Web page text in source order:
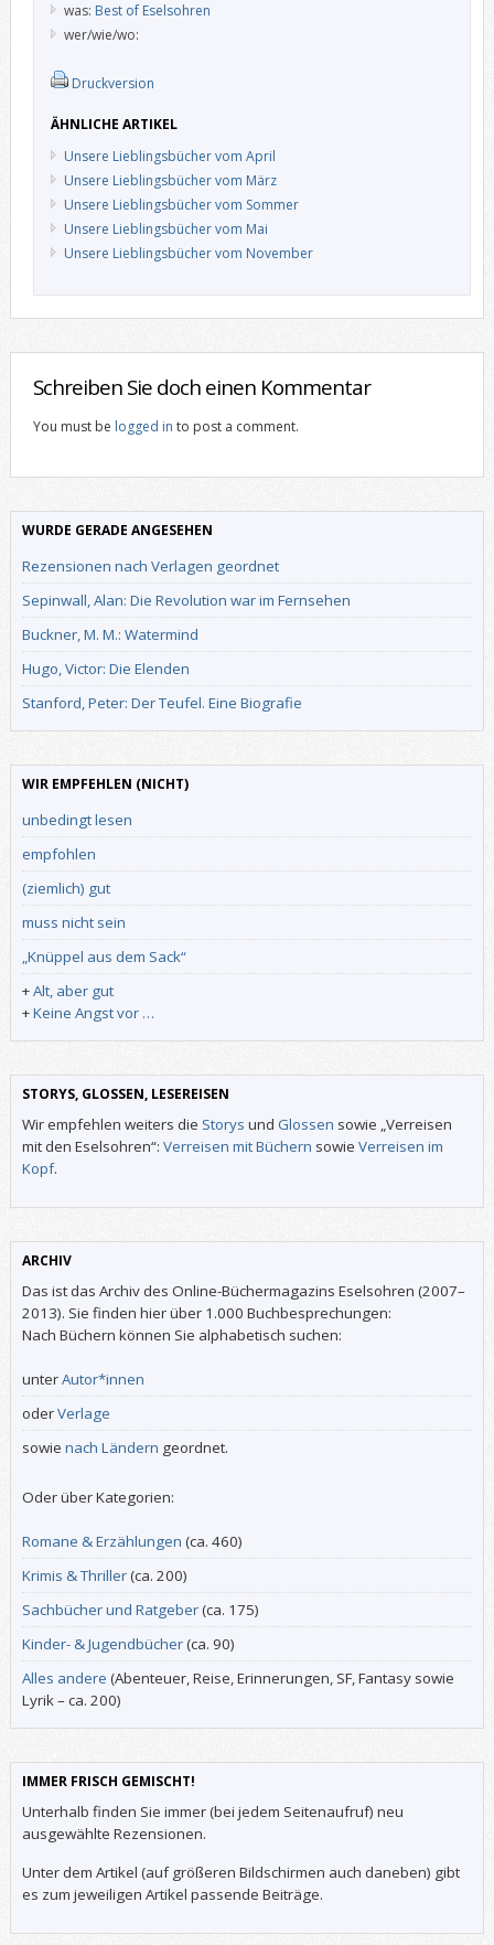
was: Best of Eselsohren
wer/wie/wo:
Druckversion
ÄHNLICHE ARTIKEL
Unsere Lieblingsbücher vom April
Unsere Lieblingsbücher vom März
Unsere Lieblingsbücher vom Sommer
Unsere Lieblingsbücher vom Mai
Unsere Lieblingsbücher vom November
Schreiben Sie doch einen Kommentar
You must be logged in to post a comment.
WURDE GERADE ANGESEHEN
Rezensionen nach Verlagen geordnet
Sepinwall, Alan: Die Revolution war im Fernsehen
Buckner, M. M.: Watermind
Hugo, Victor: Die Elenden
Stanford, Peter: Der Teufel. Eine Biografie
WIR EMPFEHLEN (NICHT)
unbedingt lesen
empfohlen
(ziemlich) gut
muss nicht sein
„Knüppel aus dem Sack“
+Alt, aber gut
+Keine Angst vor …
STORYS, GLOSSEN, LESEREISEN
Wir empfehlen weiters die Storys und Glossen sowie „Verreisen
mit den Eselsohren“: Verreisen mit Büchern sowie Verreisen im
Kopf.
ARCHIV
Das ist das Archiv des Online-Büchermagazins Eselsohren (2007–
2013). Sie finden hier über 1.000 Buchbesprechungen:
Nach Büchern können Sie alphabetisch suchen:
unterAutor*innen
oderVerlage
sowie nach Ländern geordnet.
Oder über Kategorien:
Romane & Erzählungen (ca. 460)
Krimis & Thriller(ca. 200)
Sachbücher und Ratgeber(ca. 175)
Kinder- & Jugendbücher(ca. 90)
Alles andere (Abenteuer, Reise, Erinnerungen, SF, Fantasy sowie
Lyrik – ca. 200)
IMMER FRISCH GEMISCHT!
Unterhalb finden Sie immer (bei jedem Seitenaufruf) neu
ausgewählte Rezensionen.
Unter dem Artikel (auf größeren Bildschirmen auch daneben) gibt
es zum jeweiligen Artikel passende Beiträge.